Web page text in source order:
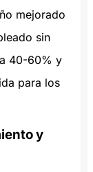
mejorado
sin
40-60% y
para los
y